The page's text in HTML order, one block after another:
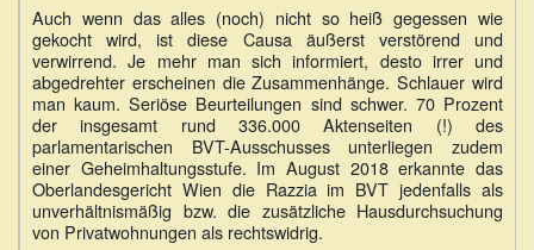
Auch wenn das alles (noch) nicht so heiß gegessen wie
gekocht wird, ist diese Causa äußerst verstörend und
verwirrend. Je mehr man sich informiert, desto irrer und
abgedrehter erscheinen die Zusammenhänge. Schlauer wird
man kaum. Seriöse Beurteilungen sind schwer. 70 Prozent
der insgesamt rund 336.000 Aktenseiten (!) des
parlamentarischen BVT-Ausschusses unterliegen zudem
einer Geheimhaltungsstufe. Im August 2018 erkannte das
Oberlandesgericht Wien die Razzia im BVT jedenfalls als
unverhältnismäßig bzw. die zusätzliche Hausdurchsuchung
von Privatwohnungen als rechtswidrig.